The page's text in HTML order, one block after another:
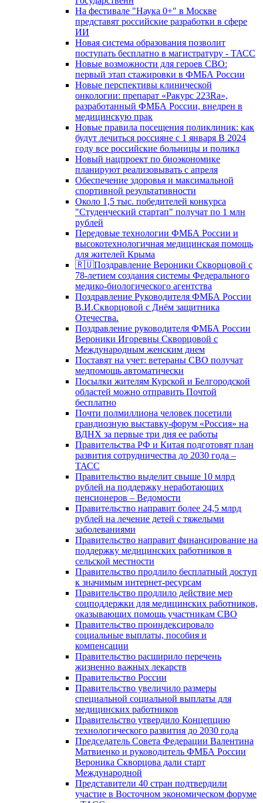
На фестивале "Наука 0+" в Москве
представят российские разработки в сфере
ИИ
Новая система образования позволит
поступать бесплатно в магистратуру - ТАСС
Новые возможности для героев СВО:
первый этап стажировки в ФМБА России
Новые перспективы клинической
онкологии: препарат «Ракурс 223Ra»,
разработанный ФМБА России, внедрен в
медицинскую прак
Новые правила посещения поликлиник: как
будут лечиться россияне с 1 января В 2024
году все российские больницы и поликл
Новый нацпроект по биоэкономике
планируют реализовывать с апреля
Обеспечение здоровья и максимальной
спортивной результативности
Около 1,5 тыс. победителей конкурса
"Студенческий стартап" получат по 1 млн
рублей
Передовые технологии ФМБА России и
высокотехнологичная медицинская помощь
для жителей Крыма
🇷🇺Поздравление Вероники Скворцовой с
78-летием создания системы Федерального
медико-биологического агентства
Поздравление Руководителя ФМБА России
В.И.Скворцовой с Днём защитника
Отечества.
Поздравление руководителя ФМБА России
Вероники Игоревны Скворцовой с
Международным женским днем
Поставят на учет: ветераны СВО получат
медпомощь автоматически
Посылки жителям Курской и Белгородской
областей можно отправить Почтой
бесплатно
Почти полмиллиона человек посетили
грандиозную выставку-форум «Россия» на
ВДНХ за первые три дня ее работы
Правительства РФ и Китая подготовят план
развития сотрудничества до 2030 года –
ТАСС
Правительство выделит свыше 10 млрд
рублей на поддержку неработающих
пенсионеров – Ведомости
Правительство направит более 24,5 млрд
рублей на лечение детей с тяжелыми
заболеваниями
Правительство направит финансирование на
поддержку медицинских работников в
сельской местности
Правительство продлило бесплатный доступ
к значимым интернет-ресурсам
Правительство продлило действие мер
соцподдержки для медицинских работников,
оказывающих помощь участникам СВО
Правительство проиндексировало
социальные выплаты, пособия и
компенсации
Правительство расширило перечень
жизненно важных лекарств
Правительство России
Правительство увеличило размеры
специальной социальной выплаты для
медицинских работников
Правительство утвердило Концепцию
технологического развития до 2030 года
Председатель Совета Федерации Валентина
Матвиенко и руководитель ФМБА России
Вероника Скворцова дали старт
Международной
Представители 40 стран подтвердили
участие в Восточном экономическом форуме